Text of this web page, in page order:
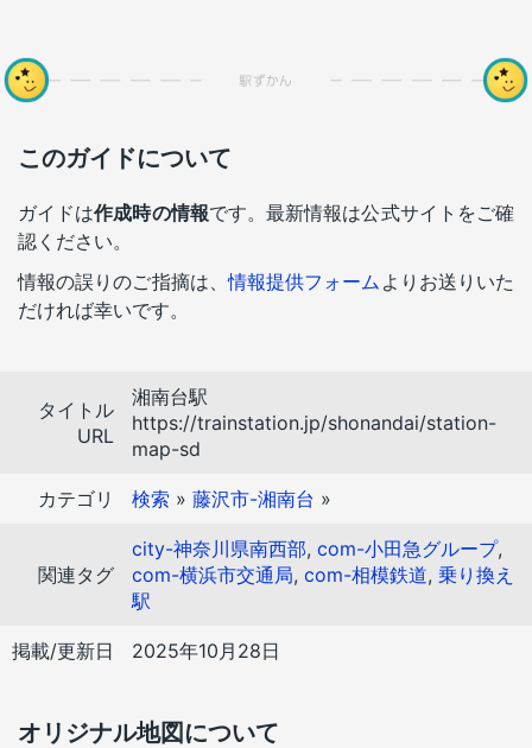
このガイドについて
ガイドは作成時の情報です。最新情報は公式サイトをご確
認ください。
情報の誤りのご指摘は、情報提供フォーム よりお送りいた
だければ幸いです。
タイトル
URL
湘南台駅
https://trainstation.jp/shonandai/station-
map-sd
カテゴリ 検索 » 藤沢市-湘南台 »
関連タグ
city-神奈川県南西部, com-小田急グループ,
com-横浜市交通局, com-相模鉄道, 乗り換え
駅
掲載/更新日 2025年10月28日
オリジナル地図について